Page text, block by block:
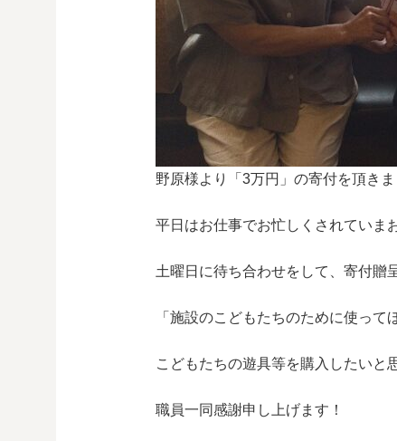
野原様より「3万円」の寄付を頂きま
平日はお仕事でお忙しくされていま
土曜日に待ち合わせをして、寄付贈
「施設のこどもたちのために使って
こどもたちの遊具等を購入したいと
職員一同感謝申し上げます！